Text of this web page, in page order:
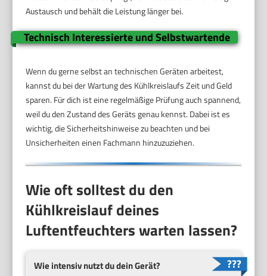
Austausch und behält die Leistung länger bei.
Technisch Interessierte und Selbstwartende
Wenn du gerne selbst an technischen Geräten arbeitest,
kannst du bei der Wartung des Kühlkreislaufs Zeit und Geld
sparen. Für dich ist eine regelmäßige Prüfung auch spannend,
weil du den Zustand des Geräts genau kennst. Dabei ist es
wichtig, die Sicherheitshinweise zu beachten und bei
Unsicherheiten einen Fachmann hinzuzuziehen.
Wie oft solltest du den
Kühlkreislauf deines
Luftentfeuchters warten lassen?
Wie intensiv nutzt du dein Gerät?